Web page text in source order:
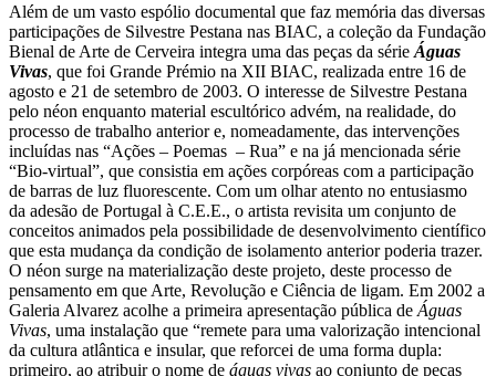
Além de um vasto espólio documental que faz memória das diversas
participações de Silvestre Pestana nas BIAC, a coleção da Fundação
Bienal de Arte de Cerveira integra uma das peças da série Águas
Vivas, que foi Grande Prémio na XII BIAC, realizada entre 16 de
agosto e 21 de setembro de 2003. O interesse de Silvestre Pestana
pelo néon enquanto material escultórico advém, na realidade, do
processo de trabalho anterior e, nomeadamente, das intervenções
incluídas nas “Ações – Poemas – Rua” e na já mencionada série
“Bio-virtual”, que consistia em ações corpóreas com a participação
de barras de luz fluorescente. Com um olhar atento no entusiasmo
da adesão de Portugal à C.E.E., o artista revisita um conjunto de
conceitos animados pela possibilidade de desenvolvimento científico
que esta mudança da condição de isolamento anterior poderia trazer.
O néon surge na materialização deste projeto, deste processo de
pensamento em que Arte, Revolução e Ciência de ligam. Em 2002 a
Galeria Alvarez acolhe a primeira apresentação pública de Águas
Vivas, uma instalação que “remete para uma valorização intencional
da cultura atlântica e insular, que reforcei de uma forma dupla:
primeiro, ao atribuir o nome de águas vivas ao conjunto de peças